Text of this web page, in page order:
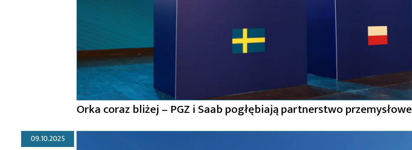
Orka coraz bliżej – PGZ i Saab pogłębiają partnerstwo przemysłowe
09.10.2025